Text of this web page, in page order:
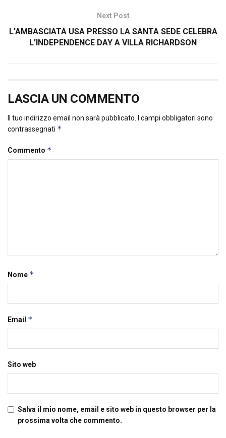
Next Post
L’AMBASCIATA USA PRESSO LA SANTA SEDE CELEBRA
L’INDEPENDENCE DAY A VILLA RICHARDSON
LASCIA UN COMMENTO
Il tuo indirizzo email non sarà pubblicato.
I campi obbligatori sono
contrassegnati *
Commento *
Nome *
Email *
Sito web
Salva il mio nome, email e sito web in questo browser per la
prossima volta che commento.